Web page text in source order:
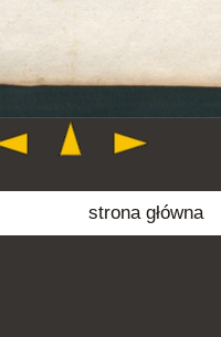
strona główna